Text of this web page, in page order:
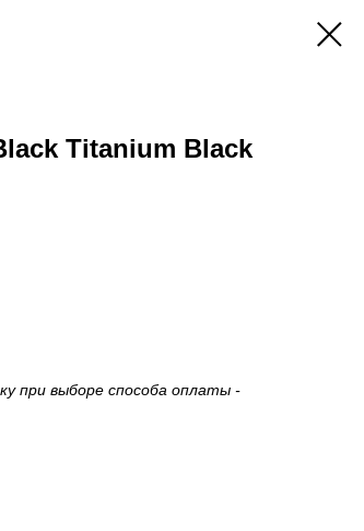
Titanium Black
при выборе способа оплаты -